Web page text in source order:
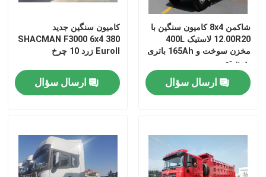
با ما تماس بگیرید
اخبار
کامیون کمپرسی سنگین
شاکمن 8x4 کامیون سنگین با
12.00R20 لاستیک 400L
مخزن سوخت و 165Ah باتری
بدون تعمیر
ارسال سؤال
کامیون سنگین جدید
SHACMAN F3000 6x4 380
EuroII زرد 10 چرخ
ارسال سؤال